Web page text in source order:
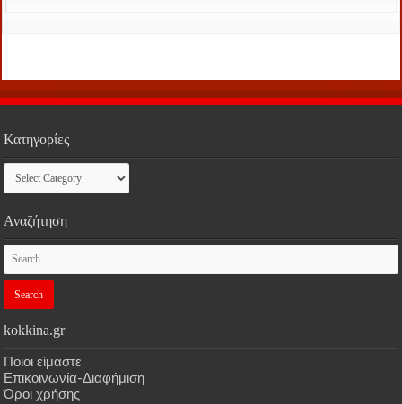
Κατηγορίες
Κατηγορίες
Αναζήτηση
kokkina.gr
Ποιοι είμαστε
Επικοινωνία-Διαφήμιση
Όροι χρήσης